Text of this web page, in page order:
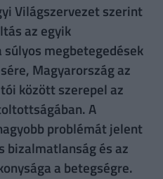
Világszervezet szerint
az egyik
megbetegedések
Magyarország az
között szerepel az
A
problémát jelent
bizalmatlanság és az
a betegségre.